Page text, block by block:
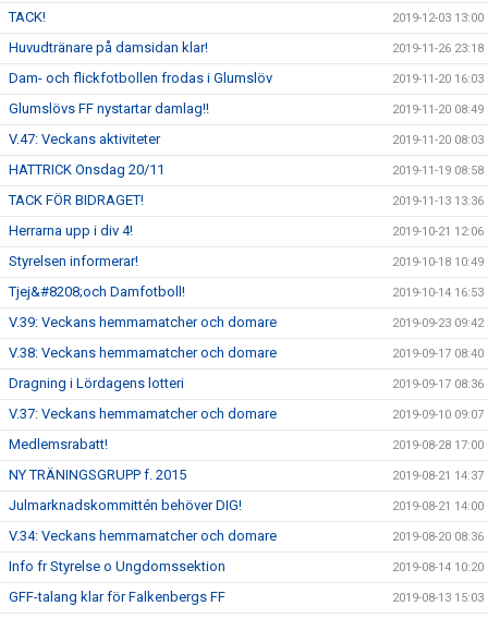
TACK! 2019-12-03 13:00
Huvudtränare på damsidan klar! 2019-11-26 23:18
Dam- och flickfotbollen frodas i Glumslöv 2019-11-20 16:03
Glumslövs FF nystartar damlag!! 2019-11-20 08:49
V.47: Veckans aktiviteter 2019-11-20 08:03
HATTRICK Onsdag 20/11 2019-11-19 08:58
TACK FÖR BIDRAGET! 2019-11-13 13:36
Herrarna upp i div 4! 2019-10-21 12:06
Styrelsen informerar! 2019-10-18 10:49
Tjej&#8208;och Damfotboll! 2019-10-14 16:53
V.39: Veckans hemmamatcher och domare 2019-09-23 09:42
V.38: Veckans hemmamatcher och domare 2019-09-17 08:40
Dragning i Lördagens lotteri 2019-09-17 08:36
V.37: Veckans hemmamatcher och domare 2019-09-10 09:07
Medlemsrabatt! 2019-08-28 17:00
NY TRÄNINGSGRUPP f. 2015 2019-08-21 14:37
Julmarknadskommittén behöver DIG! 2019-08-21 14:00
V.34: Veckans hemmamatcher och domare 2019-08-20 08:36
Info fr Styrelse o Ungdomssektion 2019-08-14 10:20
GFF-talang klar för Falkenbergs FF 2019-08-13 15:03